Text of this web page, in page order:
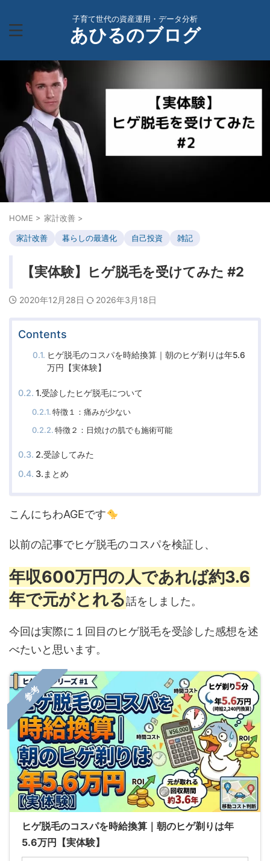
子育て世代の資産運用・データ分析
あひるのブログ
HOME > 家計改善 >
家計改善 暮らしの最適化 自己投資 雑記
【実体験】ヒゲ脱毛を受けてみた #2
2020年12月28日 2026年3月18日
Contents
ヒゲ脱毛のコスパを時給換算｜朝のヒゲ剃りは年5.6
万円【実体験】
1.受診したヒゲ脱毛について
特徴１：痛みが少ない
特徴２：日焼けの肌でも施術可能
2.受診してみた
3.まとめ
こんにちわAGEです
以前の記事でヒゲ脱毛のコスパを検証し、
年収600万円の人であれば約3.6
年で元がとれる話をしました。
今回は実際に１回目のヒゲ脱毛を受診した感想を述
べたいと思います。
参考
ヒゲ脱毛のコスパを時給換算｜朝のヒゲ剃りは年
5.6万円【実体験】